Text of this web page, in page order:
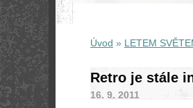
Úvod » LETEM
Retro je stále
16. 9. 2011